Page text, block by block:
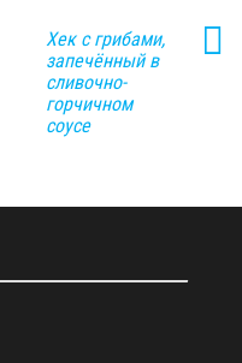
Хек с грибами,
запечённый в
сливочно-
горчичном
соусе